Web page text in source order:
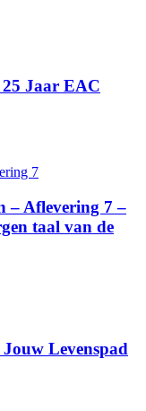
Jaar EAC
– Aflevering 7 –
taal van de
Levenspad